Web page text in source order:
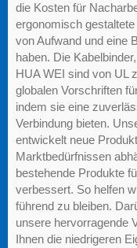
die Kosten für
ergonomisch
von Aufwand und eine
haben. Die
HUA WEI sind von UL
globalen Vorschriften
indem sie eine
Verbindung bieten.
entwickelt neue
Marktbedürfnissen
bestehende Produkte
verbessert. So helfen
führend zu bleiben.
unsere hervorragende
Ihnen die niedrigeren